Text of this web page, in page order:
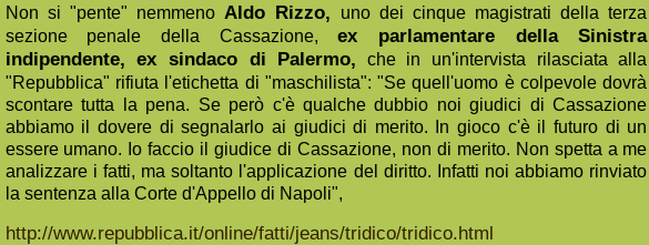
Non si "pente" nemmeno Aldo Rizzo, uno dei cinque magistrati della terza
sezione penale della Cassazione,ex parlamentare della Sinistra
indipendente, ex sindaco di Palermo, che in un'intervista rilasciata alla
"Repubblica" rifiuta l'etichetta di "maschilista": "Se quell'uomo è colpevole dovrà
scontare tutta la pena. Se però c'è qualche dubbio noi giudici di Cassazione
abbiamo il dovere di segnalarlo ai giudici di merito. In gioco c'è il futuro di un
essere umano. Io faccio il giudice di Cassazione, non di merito. Non spetta a me
analizzare i fatti, ma soltanto l'applicazione del diritto. Infatti noi abbiamo rinviato
la sentenza alla Corte d'Appello di Napoli",
http://www.repubblica.it/online/fatti/jeans/tridico/tridico.html